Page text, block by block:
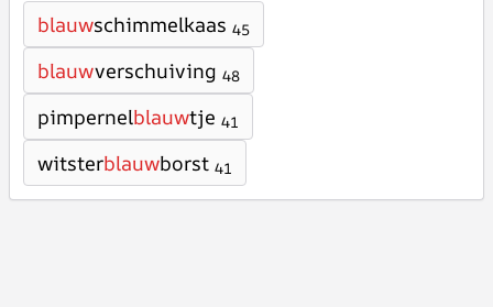
blauwschimmelkaas 45
blauwverschuiving 48
pimpernelblauwtje 41
witsterblauwborst 41